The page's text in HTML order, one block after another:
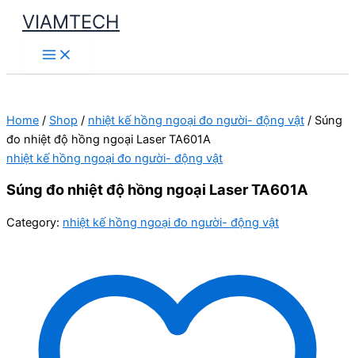
Skip
content
VIAMTECH
Main
Menu
Home / Shop / nhiệt kế hồng ngoại đo người- động vật / Súng
đo nhiệt độ hồng ngoại Laser TA601A
nhiệt kế hồng ngoại đo người- động vật
Súng đo nhiệt độ hồng ngoại Laser TA601A
Category: nhiệt kế hồng ngoại đo người- động vật